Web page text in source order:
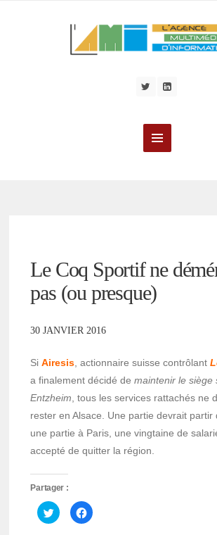
Le Coq Sportif ne
pas (ou presque)
30 JANVIER 2016
SiAiresis , actionnaire suisse contrôlant
a finalement décidé demaintenir le siège
Entzheim , tous les services rattachés ne
rester en Alsace. Une partie devrait partir
une partie à Paris, une vingtaine de
accepté de quitter la région.
Partager :
Cliquez
pour
partager
Cliquez
pour